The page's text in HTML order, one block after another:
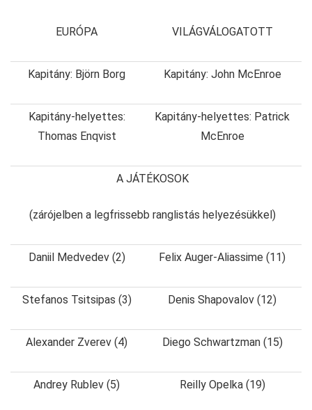
EURÓPA VILÁGVÁLOGATOTT
Kapitány: Björn Borg Kapitány: John McEnroe
Kapitány-helyettes:
Thomas Enqvist
Kapitány-helyettes: Patrick
McEnroe
A JÁTÉKOSOK
(zárójelben a legfrissebb ranglistás helyezésükkel)
Daniil Medvedev (2) Felix Auger-Aliassime (11)
Stefanos Tsitsipas (3) Denis Shapovalov (12)
Alexander Zverev (4) Diego Schwartzman (15)
Andrey Rublev (5) Reilly Opelka (19)